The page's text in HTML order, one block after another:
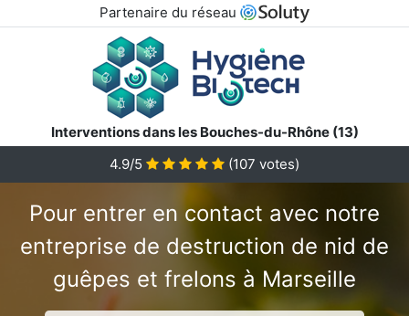
Partenaire du réseau
Interventions dans les Bouches-du-Rhône (13)
4.9/5
(107 votes)
Pour entrer en contact avec notre
entreprise de destruction de nid de
guêpes et frelons à Marseille